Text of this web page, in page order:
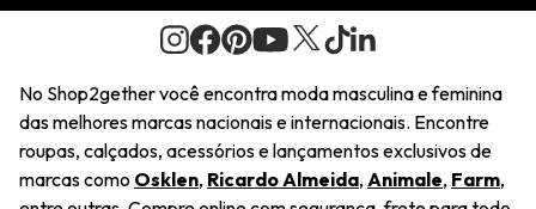
Journal
Saiu na Mídia
Sustentabilidade
Regulamento e Promoções
Pedido de Presente
Wishlist
Condições Gerais
Troca Fácil
Restituição de Pagamento
No Shop2gether você encontra moda masculina e feminina
das melhores marcas nacionais e internacionais. Encontre
roupas, calçados, acessórios e lançamentos exclusivos de
marcas como Osklen, Ricardo Almeida, Animale, Farm,